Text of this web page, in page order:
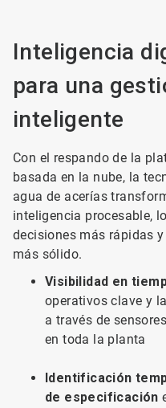
Inteligencia
para una
inteligente
Con el respando de la
basada en la nube, la
agua de acerías
inteligencia procesable,
decisiones más rápidas
más sólido.
Visibilidad en
operativos clave y
a través de
en toda la planta
Identificación
de especificación